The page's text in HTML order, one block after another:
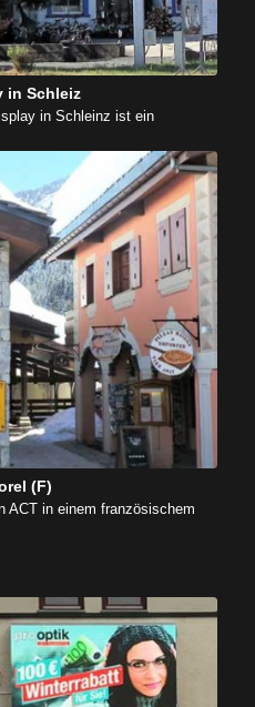
in Schleiz
in Schleinz ist ein
(F)
ACT in einem französischem